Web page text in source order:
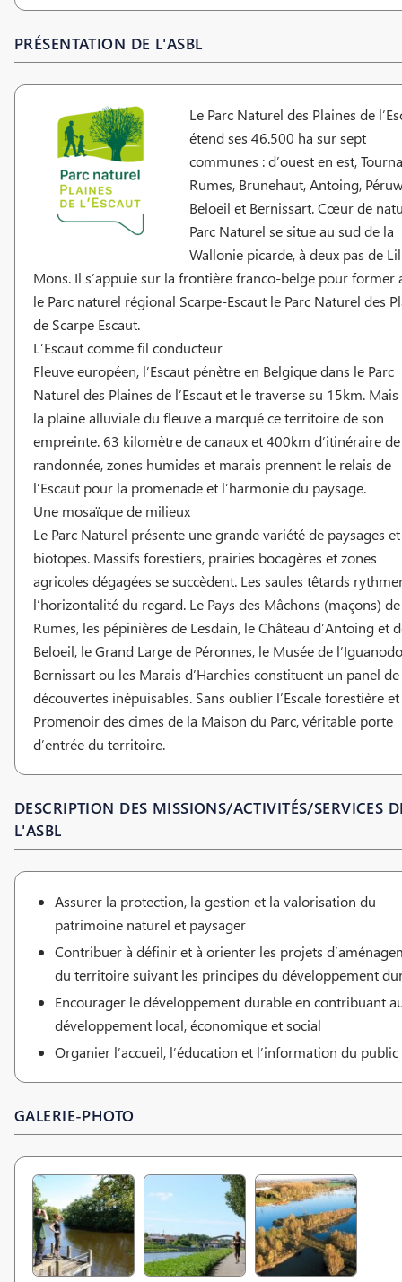
PRÉSENTATION DE L'ASBL
Le Parc Naturel des Plaines de
étend ses 46.500 ha sur sept
communes : d’ouest en est,
Rumes, Brunehaut, Antoing,
Beloeil et Bernissart. Cœur de
Parc Naturel se situe au sud de la
Wallonie picarde, à deux pas de
Mons. Il s’appuie sur la frontière franco-belge pour former
le Parc naturel régional Scarpe-Escaut le Parc Naturel des
de Scarpe Escaut.
L’Escaut comme fil conducteur
Fleuve européen, l’Escaut pénètre en Belgique dans le Parc
Naturel des Plaines de l’Escaut et le traverse su 15km.
la plaine alluviale du fleuve a marqué ce territoire de son
empreinte. 63 kilomètre de canaux et 400km d’itinéraire de
randonnée, zones humides et marais prennent le relais de
l’Escaut pour la promenade et l’harmonie du paysage.
Une mosaïque de milieux
Le Parc Naturel présente une grande variété de paysages
biotopes. Massifs forestiers, prairies bocagères et zones
agricoles dégagées se succèdent. Les saules têtards
l’horizontalité du regard. Le Pays des Mâchons (maçons) de
Rumes, les pépinières de Lesdain, le Château d’Antoing et
Beloeil, le Grand Large de Péronnes, le Musée de
Bernissart ou les Marais d’Harchies constituent un panel de
découvertes inépuisables. Sans oublier l’Escale forestière
Promenoir des cimes de la Maison du Parc, véritable porte
d’entrée du territoire.
DESCRIPTION DES MISSIONS/ACTIVITÉS/SERVICES
L'ASBL
Assurer la protection, la gestion et la valorisation du
patrimoine naturel et paysager
Contribuer à définir et à orienter les projets
du territoire suivant les principes du développement
Encourager le développement durable en contribuant
développement local, économique et social
Organier l’accueil, l’éducation et l’information du public
GALERIE-PHOTO